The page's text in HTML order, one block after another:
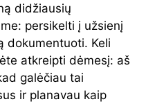
didžiausių
persikelti į užsienį
dokumentuoti. Keli
atkreipti dėmesį: aš
galėčiau tai
ir planavau kaip